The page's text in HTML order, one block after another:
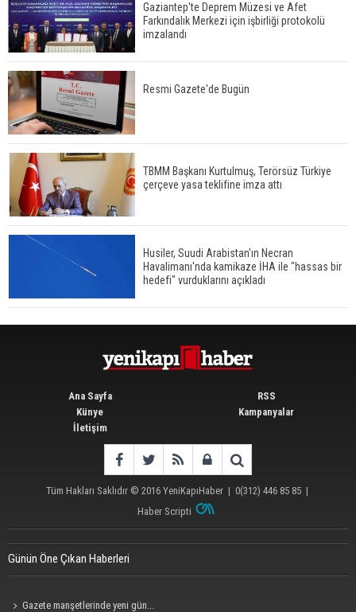
Bilim kurgu gerçekleşiyor... Dondurulmuş
insanları hayata döndürecek keşif
Ünlü türkücü Mahmut Tuncer estetik operasyon
geçirdi: Son hali gündem oldu
Yerli turist 229,7 milyar lira seyahat harcaması
Gazze'deki Sağlık Bakanlığı duyurdu: Vahşetin
pençesinde 2 salgın vaka tespit edildi
Gaziantep'te Deprem Müzesi ve Afet
Farkındalık Merkezi için işbirliği protokolü
imzalandı
Resmi Gazete'de Bugün
TBMM Başkanı Kurtulmuş, Terörsüz Türkiye
çerçeve yasa teklifine imza attı
Husiler, Suudi Arabistan'ın Necran
Havalimanı'nda kamikaze İHA ile "hassas bir
hedefi" vurduklarını açıkladı
Ana Sayfa
Künye
İletişim
RSS
Kampanyalar
Tüm Hakları Saklıdır © 2016 YeniKapıHaber| 0(312) 446 85 85|
Haber Scripti
Günün Öne Çıkan Haberleri
Gazete manşetlerinde yeni gün...